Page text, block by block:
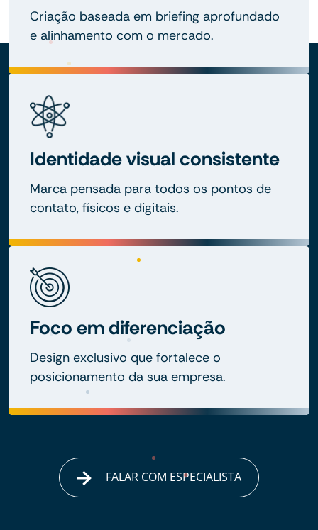
Criação baseada em briefing aprofundado
e alinhamento com o mercado.
Identidade visual consistente
Marca pensada para todos os pontos de
contato, físicos e digitais.
Foco em diferenciação
Design exclusivo que fortalece o
posicionamento da sua empresa.
FALAR COM ESPECIALISTA